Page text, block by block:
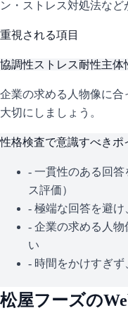
ン・ストレス対処法など
重視される項目
協調性ストレス耐性主体
企業の求める人物像に合
大切にしましょう。
性格検査で意識すべきポ
- 一貫性のある回
ス評価）
- 極端な回答を避け
- 企業の求める人
い
- 時間をかけすぎ
松屋フーズの